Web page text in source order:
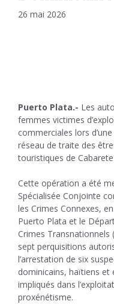
26 mai 2026
Puerto Plata.- Les
femmes victimes
commerciales lors
réseau de traite des
touristiques de
Cette opération a été
Spécialisée Conjointe
les Crimes Connexes,
Puerto Plata et le
Crimes
sept perquisitions
l’arrestation de six
dominicains, haïtiens et
impliqués dans
proxénétisme.